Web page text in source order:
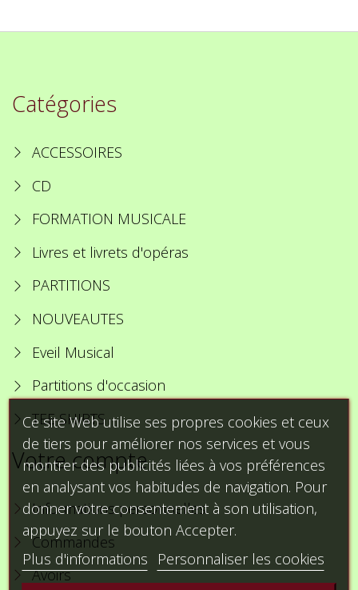
Catégories
ACCESSOIRES
CD
FORMATION MUSICALE
Livres et livrets d'opéras
PARTITIONS
NOUVEAUTES
Eveil Musical
Partitions d'occasion
TEE SHIRTS
Votre compte
Informations personnelles
Commandes
Avoirs
Ce site Web utilise ses propres cookies et ceux
de tiers pour améliorer nos services et vous
montrer des publicités liées à vos préférences
en analysant vos habitudes de navigation. Pour
donner votre consentement à son utilisation,
appuyez sur le bouton Accepter.
Plus d'informations
Personnaliser les cookies